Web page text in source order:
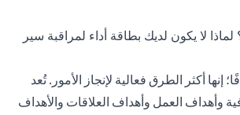
لا يكون لديك بطاقة أداء لمراقبة سير
أكثر الطرق فعالية لإنجاز الأمور. تُعد
وأهداف العمل وأهداف العلاقات والأهداف